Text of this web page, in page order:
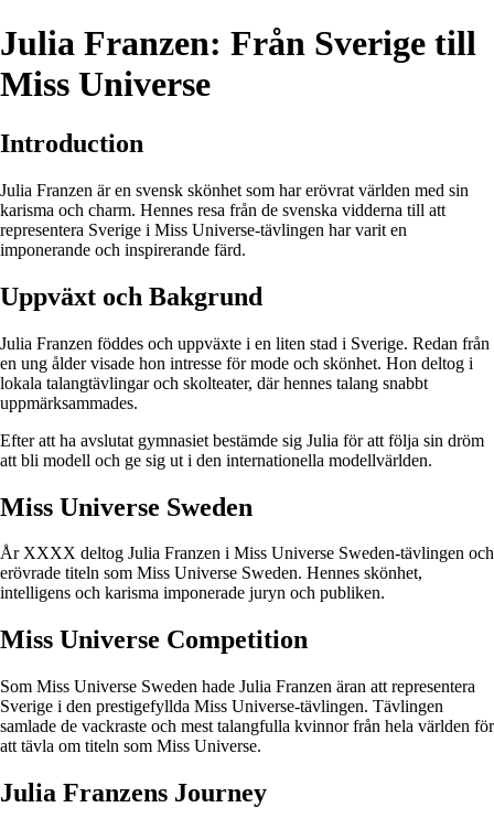
Julia Franzen: Från Sverige till
Miss Universe
Introduction
Julia Franzen är en svensk skönhet som har erövrat världen med sin
karisma och charm. Hennes resa från de svenska vidderna till att
representera Sverige i Miss Universe-tävlingen har varit en
imponerande och inspirerande färd.
Uppväxt och Bakgrund
Julia Franzen föddes och uppväxte i en liten stad i Sverige. Redan från
en ung ålder visade hon intresse för mode och skönhet. Hon deltog i
lokala talangtävlingar och skolteater, där hennes talang snabbt
uppmärksammades.
Efter att ha avslutat gymnasiet bestämde sig Julia för att följa sin dröm
att bli modell och ge sig ut i den internationella modellvärlden.
Miss Universe Sweden
År XXXX deltog Julia Franzen i Miss Universe Sweden-tävlingen och
erövrade titeln som Miss Universe Sweden. Hennes skönhet,
intelligens och karisma imponerade juryn och publiken.
Miss Universe Competition
Som Miss Universe Sweden hade Julia Franzen äran att representera
Sverige i den prestigefyllda Miss Universe-tävlingen. Tävlingen
samlade de vackraste och mest talangfulla kvinnor från hela världen för
att tävla om titeln som Miss Universe.
Julia Franzens Journey